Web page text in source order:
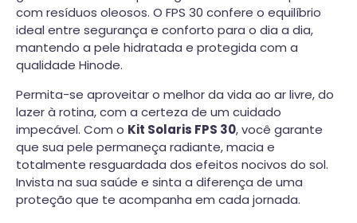
com resíduos oleosos. O FPS 30 confere o equilíbrio
ideal entre segurança e conforto para o dia a dia,
mantendo a pele hidratada e protegida com a
qualidade Hinode.
Permita-se aproveitar o melhor da vida ao ar livre, do
lazer à rotina, com a certeza de um cuidado
impecável. Com o Kit Solaris FPS 30, você garante
que sua pele permaneça radiante, macia e
totalmente resguardada dos efeitos nocivos do sol.
Invista na sua saúde e sinta a diferença de uma
proteção que te acompanha em cada jornada.